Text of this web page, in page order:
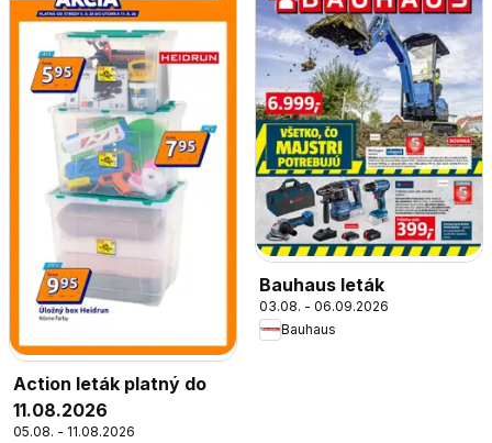
Action leták platný do
11.08.2026
05.08. - 11.08.2026
Bauhaus leták
03.08. - 06.09.2026
Bauhaus